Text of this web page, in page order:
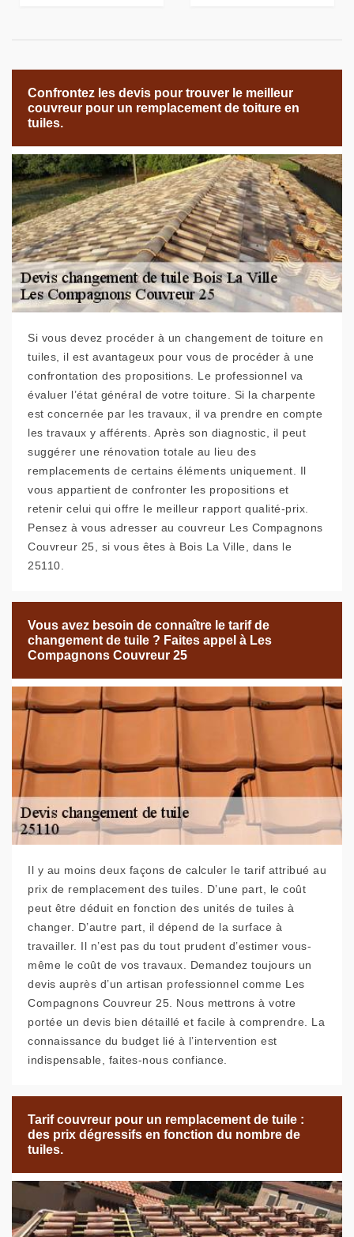
Confrontez les devis pour trouver le meilleur
couvreur pour un remplacement de toiture en
tuiles.
Si vous devez procéder à un changement de toiture en
tuiles, il est avantageux pour vous de procéder à une
confrontation des propositions. Le professionnel va
évaluer l’état général de votre toiture. Si la charpente
est concernée par les travaux, il va prendre en compte
les travaux y afférents. Après son diagnostic, il peut
suggérer une rénovation totale au lieu des
remplacements de certains éléments uniquement. Il
vous appartient de confronter les propositions et
retenir celui qui offre le meilleur rapport qualité-prix.
Pensez à vous adresser au couvreur Les Compagnons
Couvreur 25, si vous êtes à Bois La Ville, dans le
25110.
Vous avez besoin de connaître le tarif de
changement de tuile ? Faites appel à Les
Compagnons Couvreur 25
Il y au moins deux façons de calculer le tarif attribué au
prix de remplacement des tuiles. D’une part, le coût
peut être déduit en fonction des unités de tuiles à
changer. D’autre part, il dépend de la surface à
travailler. Il n’est pas du tout prudent d’estimer vous-
même le coût de vos travaux. Demandez toujours un
devis auprès d’un artisan professionnel comme Les
Compagnons Couvreur 25. Nous mettrons à votre
portée un devis bien détaillé et facile à comprendre. La
connaissance du budget lié à l’intervention est
indispensable, faites-nous confiance.
Tarif couvreur pour un remplacement de tuile :
des prix dégressifs en fonction du nombre de
tuiles.